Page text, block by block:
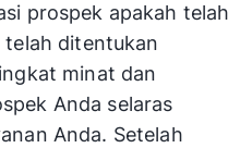
prospek apakah telah
ditentukan
minat dan
Anda selaras
Anda. Setelah